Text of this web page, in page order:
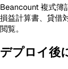
Beancount 複式簿
損益計算書、貸借
閲覧。
デプロイ後